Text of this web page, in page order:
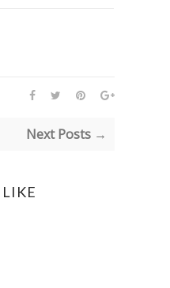
Next Posts →